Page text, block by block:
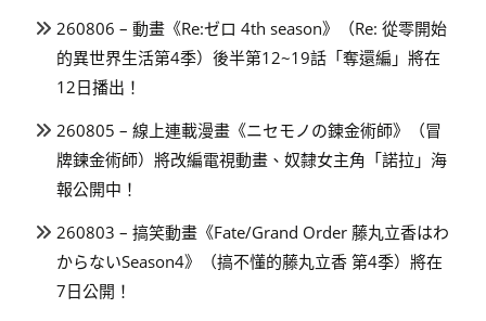
260806 – 動畫《Re:ゼロ 4th season》（Re: 從零開始
的異世界生活第4季）後半第12~19話「奪還編」將在
12日播出！
260805 – 線上連載漫畫《ニセモノの錬金術師》（冒
牌鍊金術師）將改編電視動畫、奴隸女主角「諾拉」海
報公開中！
260803 – 搞笑動畫《Fate/Grand Order 藤丸立香はわ
からないSeason4》（搞不懂的藤丸立香 第4季）將在
7日公開！